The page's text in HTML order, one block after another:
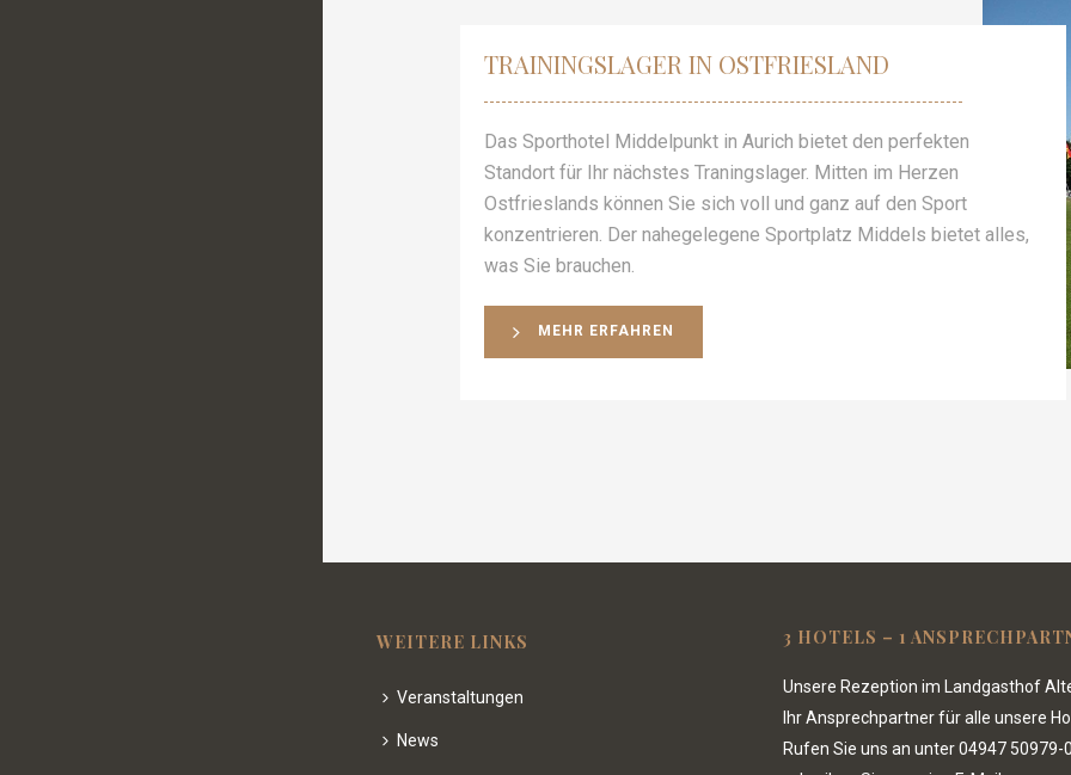
TRAININGSLAGER IN OSTFRIESLAND
Das Sporthotel Middelpunkt in Aurich bietet den perfekten
Standort für Ihr nächstes Traningslager. Mitten im Herzen
Ostfrieslands können Sie sich voll und ganz auf den Sport
konzentrieren. Der nahegelegene Sportplatz Middels bietet alles,
was Sie brauchen.
MEHR ERFAHREN
WEITERE LINKS
Veranstaltungen
News
3 HOTELS – 1
Unsere Rezeption im Landgasthof
Ihr Ansprechpartner für alle unsere
Rufen Sie uns an unter04947 50979-